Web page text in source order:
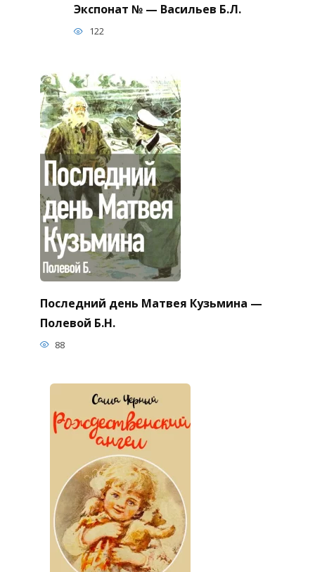
Экспонат № — Васильев Б.Л.
122
Последний день Матвея Кузьмина —
Полевой Б.Н.
88